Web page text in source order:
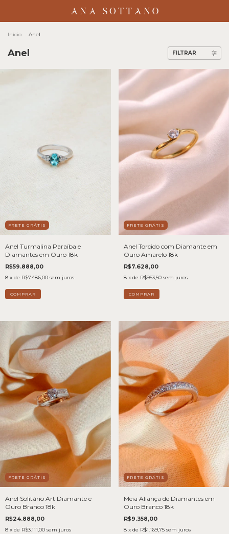
Início . Anel
Anel FILTRAR
FRETE GRÁTIS
Anel Turmalina Paraíba e
Diamantes em Ouro 18k
R$59.888,00
8 x de R$7.486,00 sem juros
FRETE GRÁTIS
Anel Torcido com Diamante em
Ouro Amarelo 18k
R$7.628,00
8 x de R$953,50 sem juros
FRETE GRÁTIS
Anel Solitário Art Diamante e
Ouro Branco 18k
R$24.888,00
8 x de R$3.111,00 sem juros
FRETE GRÁTIS
Meia Aliança de Diamantes em
Ouro Branco 18k
R$9.358,00
8 x de R$1.169,75 sem juros